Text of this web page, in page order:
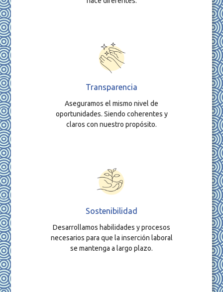
Transparencia
Aseguramos el mismo nivel de
oportunidades. Siendo coherentes y
claros con nuestro propósito.
Sostenibilidad
Desarrollamos habilidades y procesos
necesarios para que la inserción laboral
se mantenga a largo plazo.